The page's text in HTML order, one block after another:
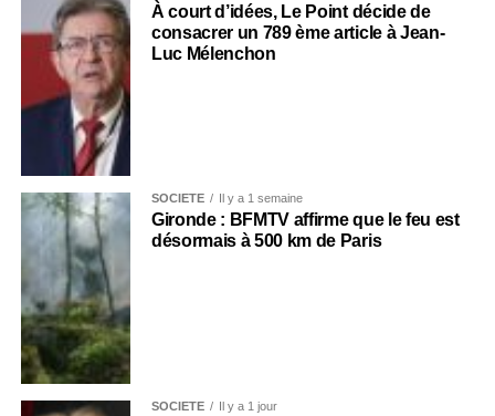
À court d’idées, Le Point décide de
consacrer un 789 ème article à Jean-
Luc Mélenchon
SOCIÉTÉ Il y a 1 semaine
Gironde : BFMTV affirme que le feu est
désormais à 500 km de Paris
SOCIÉTÉ Il y a 1 jour